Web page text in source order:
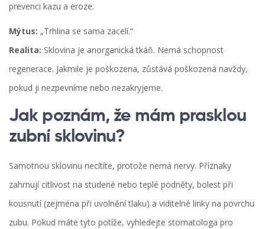
prevenci kazu a eroze.
Mýtus: „Trhlina se sama zacelí.“
Realita: Sklovina je anorganická tkáň. Nemá schopnost
regenerace. Jakmile je poškozena, zůstává poškozená navždy,
pokud ji nezpevníme nebo nezakryjeme.
Jak poznám, že mám prasklou
zubní sklovinu?
Samotnou sklovinu necítíte, protože nemá nervy. Příznaky
zahrnují citlivost na studené nebo teplé podněty, bolest při
kousnutí (zejména při uvolnění tlaku) a viditelné linky na povrchu
zubu. Pokud máte tyto potíže, vyhledejte stomatologa pro